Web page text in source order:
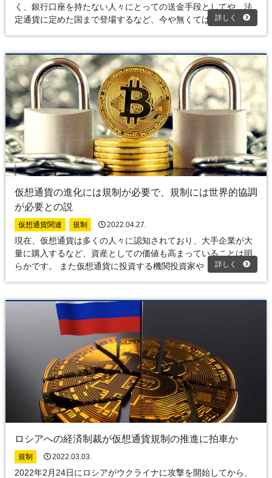
く、銀行口座を持たない人々にとっての送金手段としてや、法
定通貨に定めた国まで登場するなど、今や無くてはな …
詳しく
仮想通貨の進化には規制が必要で、規制には世界的協調
が必要との説
仮想通貨関連 規制 2022.04.27.
現在、仮想通貨は多くの人々に認知されており、大手企業が大
量に購入するなど、資産としての価値も高まっていることは明
らかです。 また仮想通貨に投資する機関投資家や … 詳しく
ロシアへの経済制裁が仮想通貨規制の推進に拍車か
規制 2022.03.03.
2022年2月24日にロシアがウクライナに攻撃を開始してから、